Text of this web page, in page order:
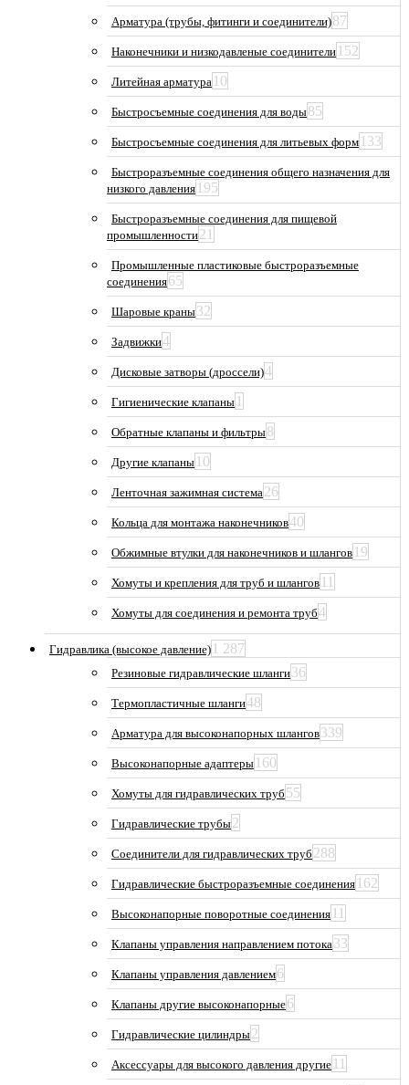
Арматура (трубы, фитинги и соединители)87
Наконечники и низкодавленые соединители 152
Литейная арматура 10
Быстросъемные соединения для воды85
Быстросъемные соединения для литьевых форм 133
Быстроразъемные соединения общего назначения для
низкого давления 195
Быстроразъемные соединения для пищевой
промышленности21
Промышленные пластиковые быстроразъемные
соединения65
Шаровые краны32
Задвижки4
Дисковые затворы (дроссели)4
Гигиенические клапаны 1
Обратные клапаны и фильтры8
Другие клапаны 10
Ленточная зажимная система26
Кольца для монтажа наконечников40
Обжимные втулки для наконечников и шлангов 19
Хомуты и крепления для труб и шлангов 11
Хомуты для соединения и ремонта труб4
Гидравлика (высокое давление) 1 287
Резиновые гидравлические шланги36
Термопластичные шланги48
Арматура для высоконапорных шлангов339
Высоконапорные адаптеры 160
Хомуты для гидравлических труб 55
Гидравлические трубы2
Соединители для гидравлических труб 288
Гидравлические быстроразъемные соединения 162
Высоконапорные поворотные соединения 11
Клапаны управления направлением потока33
Клапаны управления давлением6
Клапаны другие высоконапорные6
Гидравлические цилиндры2
Аксессуары для высокого давления другие 11